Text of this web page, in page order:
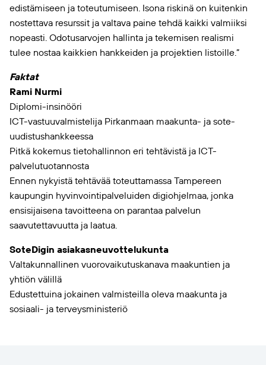
edistämiseen ja toteutumiseen. Isona riskinä on kuitenkin
nostettava resurssit ja valtava paine tehdä kaikki valmiiksi
nopeasti. Odotusarvojen hallinta ja tekemisen realismi
tulee nostaa kaikkien hankkeiden ja projektien listoille.”
Faktat
Rami Nurmi
Diplomi-insinööri
ICT-vastuuvalmistelija Pirkanmaan maakunta- ja sote-
uudistushankkeessa
Pitkä kokemus tietohallinnon eri tehtävistä ja ICT-
palvelutuotannosta
Ennen nykyistä tehtävää toteuttamassa Tampereen
kaupungin hyvinvointipalveluiden digiohjelmaa, jonka
ensisijaisena tavoitteena on parantaa palvelun
saavutettavuutta ja laatua.
SoteDigin asiakasneuvottelukunta
Valtakunnallinen vuorovaikutuskanava maakuntien ja
yhtiön välillä
Edustettuina jokainen valmisteilla oleva maakunta ja
sosiaali- ja terveysministeriö